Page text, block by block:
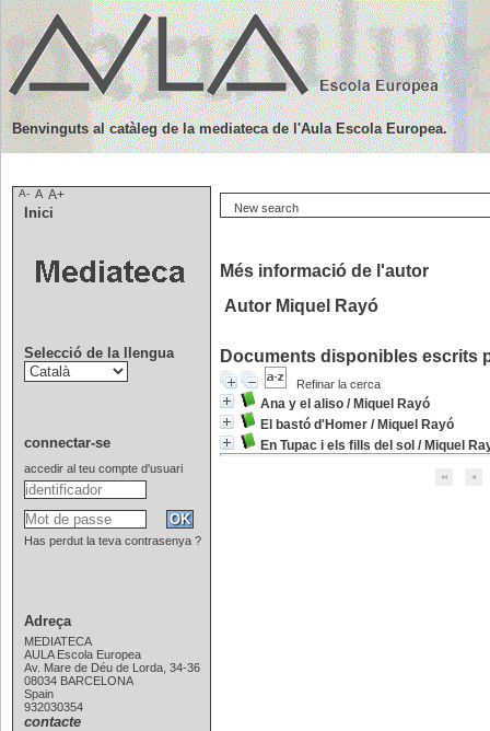
New search
Més informació de l'autor
Autor Miquel Rayó
Documents disponibles escrits
Refinar la cerca
Ana y el aliso / Miquel Rayó
El bastó d'Homer / Miquel Rayó
En Tupac i els fills del sol / Miquel
Benvinguts al catàleg de la mediateca de l'Aula Escola Europea.
A- A A+
Inici
Selecció de la llengua
connectar-se
accedir al teu compte d'usuari
Has perdut la teva contrasenya ?
Adreça
MEDIATECA
AULA Escola Europea
Av. Mare de Déu de Lorda, 34-36
08034 BARCELONA
Spain
932030354
contacte